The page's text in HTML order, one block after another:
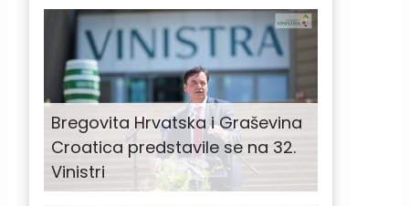
Bregovita Hrvatska i Graševina
Croatica predstavile se na 32.
Vinistri